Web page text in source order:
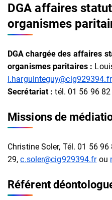
DGA affaires
organismes
DGA chargée des affaires
organismes paritaires :
l.harguinteguy@cig929394.fr
Secrétariat :tél. 01 56 96 82
Missions de
Christine Soler, Tél. 01 56 96
29,c.soler@cig929394.frou
Référent